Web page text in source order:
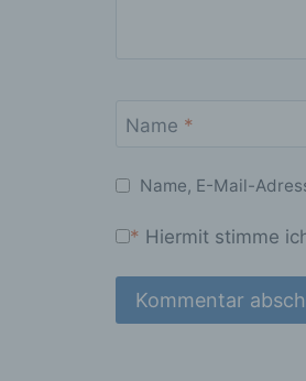
Name *
Name, E-Mail-
* Hiermit stimme